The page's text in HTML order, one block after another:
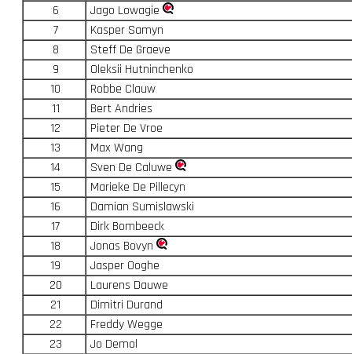
6
Jago Lowagie
7
Kasper Samyn
8
Steff De Graeve
9
Oleksii Hutninchenko
10
Robbe Clauw
11
Bert Andries
12
Pieter De Vroe
13
Max Wang
14
Sven De Caluwe
15
Marieke De Pillecyn
16
Damian Sumislawski
17
Dirk Bombeeck
18
Jonas Bovyn
19
Jasper Ooghe
20
Laurens Dauwe
21
Dimitri Durand
22
Freddy Wegge
23
Jo Demol